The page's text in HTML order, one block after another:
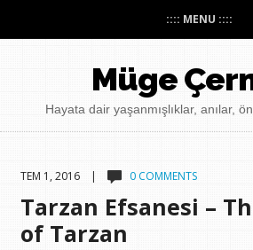
:::: MENU ::::
Müge
Hayata dair yaşanmışlıklar, anılar,
TEM 1, 2016 | 0 COMMENTS
Tarzan Efsanesi –
of Tarzan